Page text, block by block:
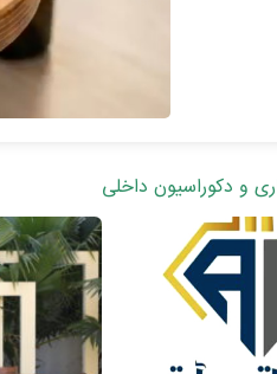
و دکوراسیون داخلی